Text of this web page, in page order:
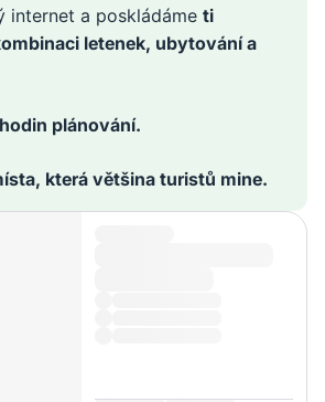
internet a poskládáme ti
letenek, ubytování a
plánování.
která většina turistů mine.